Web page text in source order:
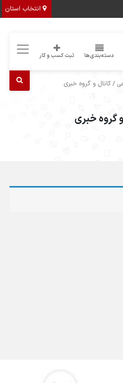
انتخاب استان
دسته‌بندی‌ها ثبت کسب و کار
/ کانال و گروه خبری
گروه خبری